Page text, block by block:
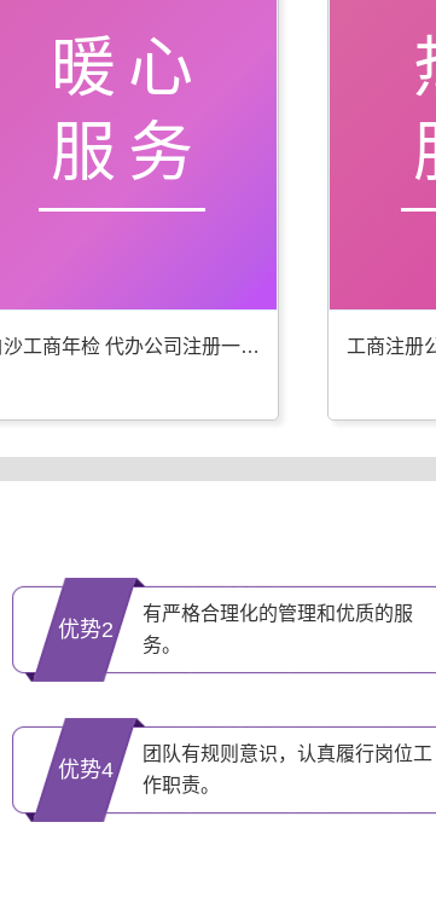
暖心
服务
白沙工商年检 代办公司注册一步到位
优势2
有严格合理化的管理和优质的服
务。
优势4
团队有规则意识，认真履行岗位工
作职责。